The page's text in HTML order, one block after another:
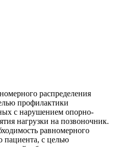
распределения
профилактики
с нарушением опорно-
нагрузки на позвоночник.
равномерного
пациента, с целью